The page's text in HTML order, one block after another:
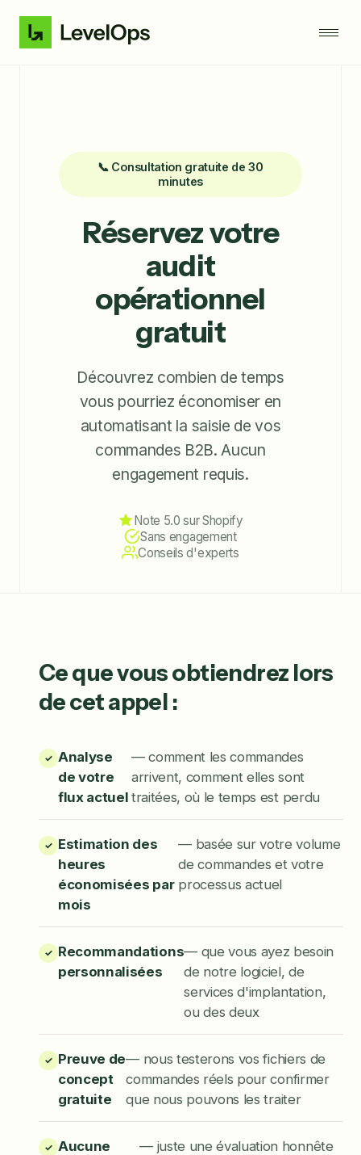
📞 Consultation gratuite de 30
minutes
Réservez votre
audit
opérationnel
gratuit
Découvrez combien de temps
vous pourriez économiser en
automatisant la saisie de vos
commandes B2B. Aucun
engagement requis.
Note 5.0 sur Shopify
Sans engagement
Conseils d'experts
Ce que vous obtiendrez lors
de cet appel :
Analyse
de votre
flux actuel
— comment les commandes
arrivent, comment elles sont
traitées, où le temps est perdu
Estimation des
heures
économisées par
mois
— basée sur votre volume
de commandes et votre
processus actuel
Recommandations
personnalisées
— que vous ayez besoin
de notre logiciel, de
services d'implantation,
ou des deux
Preuve de
concept
gratuite
— nous testerons vos fichiers de
commandes réels pour confirmer
que nous pouvons les traiter
Aucune
— juste une évaluation honnête